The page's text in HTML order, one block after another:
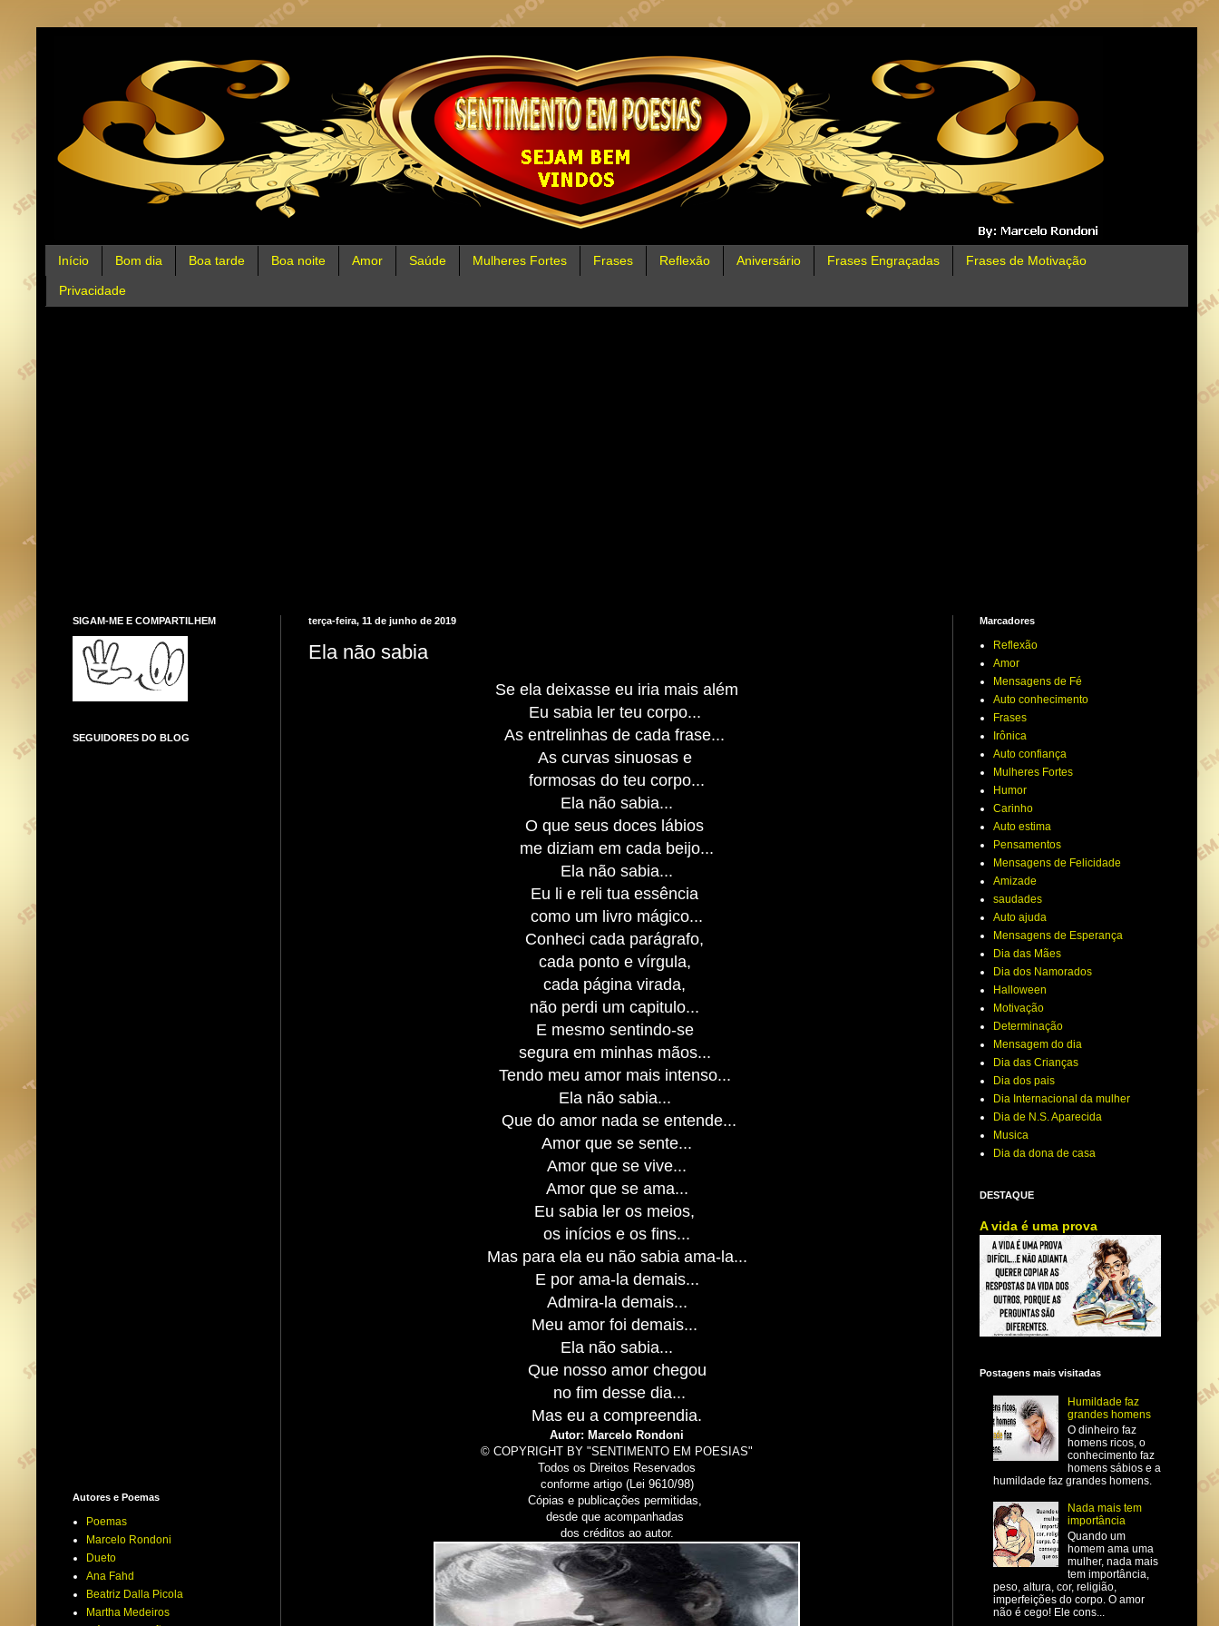
Início Bom dia Boa tarde Boa noite Amor Saúde Mulheres Fortes Frases Reflexão Aniversário Frases Engraçadas Frases de Motivação
Privacidade
terça-feira, 11 de junho de 2019
Ela não sabia
Se ela deixasse eu iria mais além
Eu sabia ler teu corpo...
As entrelinhas de cada frase...
As curvas sinuosas e
formosas do teu corpo...
Ela não sabia...
O que seus doces lábios
me diziam em cada beijo...
Ela não sabia...
Eu li e reli tua essência
como um livro mágico...
Conheci cada parágrafo,
cada ponto e vírgula,
cada página virada,
não perdi um capitulo...
E mesmo sentindo-se
segura em minhas mãos...
Tendo meu amor mais intenso...
Ela não sabia...
Que do amor nada se entende...
Amor que se sente...
Amor que se vive...
Amor que se ama...
Eu sabia ler os meios,
os inícios e os fins...
Mas para ela eu não sabia ama-la...
E por ama-la demais...
Admira-la demais...
Meu amor foi demais...
Ela não sabia...
Que nosso amor chegou
no fim desse dia...
Mas eu a compreendia.
Autor: Marcelo Rondoni
© COPYRIGHT BY "SENTIMENTO EM POESIAS"
Todos os Direitos Reservados
conforme artigo (Lei 9610/98)
Cópias e publicações permitidas,
desde que acompanhadas
dos créditos ao autor.
SIGAM-ME E COMPARTILHEM
SEGUIDORES DO BLOG
Autores e Poemas
Poemas
Marcelo Rondoni
Dueto
Ana Fahd
Beatriz Dalla Picola
Martha Medeiros
Marcadores
Reflexão
Amor
Mensagens de Fé
Auto conhecimento
Frases
Irônica
Auto confiança
Mulheres Fortes
Humor
Carinho
Auto estima
Pensamentos
Mensagens de Felicidade
Amizade
saudades
Auto ajuda
Mensagens de Esperança
Dia das Mães
Dia dos Namorados
Halloween
Motivação
Determinação
Mensagem do dia
Dia das Crianças
Dia dos pais
Dia Internacional da mulher
Dia de N.S. Aparecida
Musica
Dia da dona de casa
DESTAQUE
A vida é uma prova
Postagens mais visitadas
Humildade faz
grandes homens
O dinheiro faz
homens ricos, o
conhecimento faz
homens sábios e a
humildade faz grandes homens.
Nada mais tem
importância
Quando um
homem ama uma
mulher, nada mais
tem importância,
peso, altura, cor, religião,
imperfeições do corpo. O amor
não é cego! Ele cons...